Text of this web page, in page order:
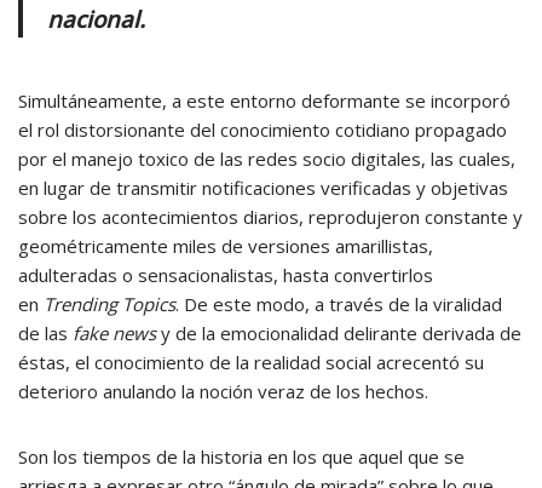
nacional.
Simultáneamente, a este entorno deformante se incorporó
el rol distorsionante del conocimiento cotidiano propagado
por el manejo toxico de las redes socio digitales, las cuales,
en lugar de transmitir notificaciones verificadas y objetivas
sobre los acontecimientos diarios, reprodujeron constante y
geométricamente miles de versiones amarillistas,
adulteradas o sensacionalistas, hasta convertirlos
en Trending Topics. De este modo, a través de la viralidad
de las fake newsy de la emocionalidad delirante derivada de
éstas, el conocimiento de la realidad social acrecentó su
deterioro anulando la noción veraz de los hechos.
Son los tiempos de la historia en los que aquel que se